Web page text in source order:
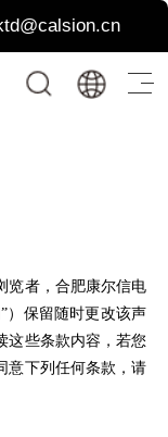
览者，合肥康尔信电
）保留随时更改该声
这些条款内容，若您
意下列任何条款，请